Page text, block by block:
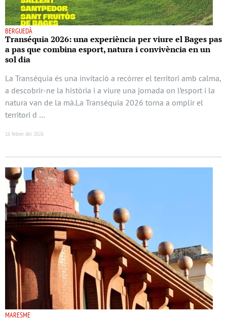
BERGUEDÀ
Transéquia 2026: una experiència per viure el Bages pas
a pas que combina esport, natura i convivència en un
sol dia
La Transéquia és una invitació a recórrer el territori amb calma,
a descobrir-ne la història i a viure una jornada on l’esport i la
natura van de la mà.La Transéquia 2026 torna a omplir el
territori d …
16 febrer del 2026
MARESME